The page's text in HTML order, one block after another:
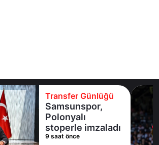
Transfer Günlüğü
Samsunspor,
Polonyalı
stoperle imzaladı
9 saat önce